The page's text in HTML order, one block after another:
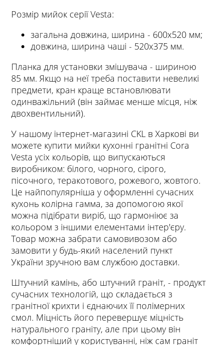
Розмір мийок серії Vesta:
загальна довжина, ширина - 600х520 мм;
довжина, ширина чаші - 520х375 мм.
Планка для установки змішувача - шириною
85 мм. Якщо на неї треба поставити невеликі
предмети, кран краще встановлювати
одинважільний (він займає менше місця, ніж
двохвентильний).
У нашому інтернет-магазині CKL в Харкові ви
можете купити мийки кухонні гранітні Cora
Vesta усіх кольорів, що випускаються
виробником: білого, чорного, сірого,
пісочного, теракотового, рожевого, жовтого.
Це найпопулярніша у оформленні сучасних
кухонь колірна гамма, за допомогою якої
можна підібрати виріб, що гармоніює за
кольором з іншими елементами інтер'єру.
Товар можна забрати самовивозом або
замовити у будь-який населений пункт
України зручною вам службою доставки.
Штучний камінь, або штучний граніт, - продукт
сучасних технологій, що складається з
гранітної крихти і єднаючих її полімерних
смол. Міцність його перевершує міцність
натурального граніту, але при цьому він
комфортніший у користуванні, ніж сам граніт